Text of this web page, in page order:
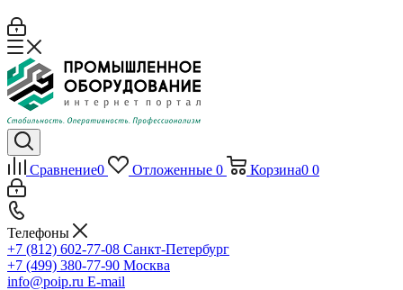
Сравнение0 Отложенные 0 Корзина0 0
Телефоны
+7 (812) 602-77-08 Санкт-Петербург
+7 (499) 380-77-90 Москва
info@poip.ru E-mail